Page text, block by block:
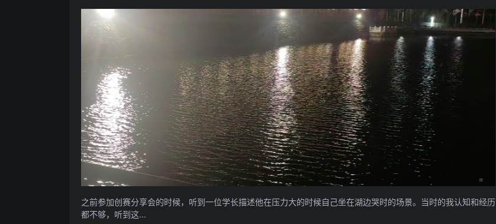
之前参加创赛分享会的时候，听到一位学长描述他在压力大的时候自己坐在湖边哭时的场景。当时的我认知和经历
都不够，听到这...